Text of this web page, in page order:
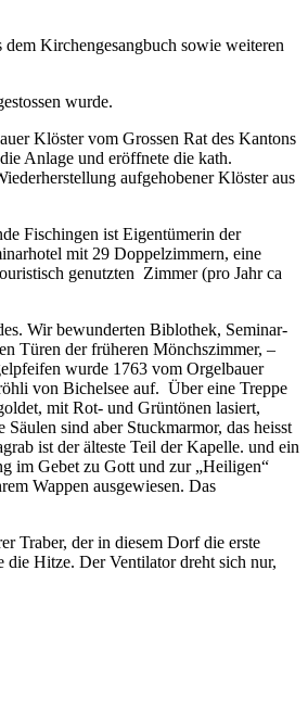
Kirchengesangbuch sowie weiteren
wurde.
Klöster vom Grossen Rat des Kantons
Anlage und eröffnete die kath.
aufgehobener Klöster aus
Fischingen ist Eigentümerin der
mit 29 Doppelzimmern, eine
genutzten Zimmer (pro Jahr ca
Wir bewunderten Biblothek, Seminar-
Türen der früheren Mönchszimmer, –
wurde 1763 vom Orgelbauer
von Bichelsee auf. Über eine Treppe
mit Rot- und Grüntönen lasiert,
sind aber Stuckmarmor, das heisst
ist der älteste Teil der Kapelle. und ein
im Gebet zu Gott und zur „Heiligen“
Wappen ausgewiesen. Das
Traber, der in diesem Dorf die erste
die Hitze. Der Ventilator dreht sich nur,